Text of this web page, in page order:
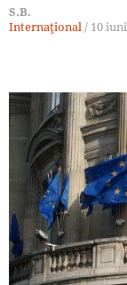
S.B.
Internaţional/ 10